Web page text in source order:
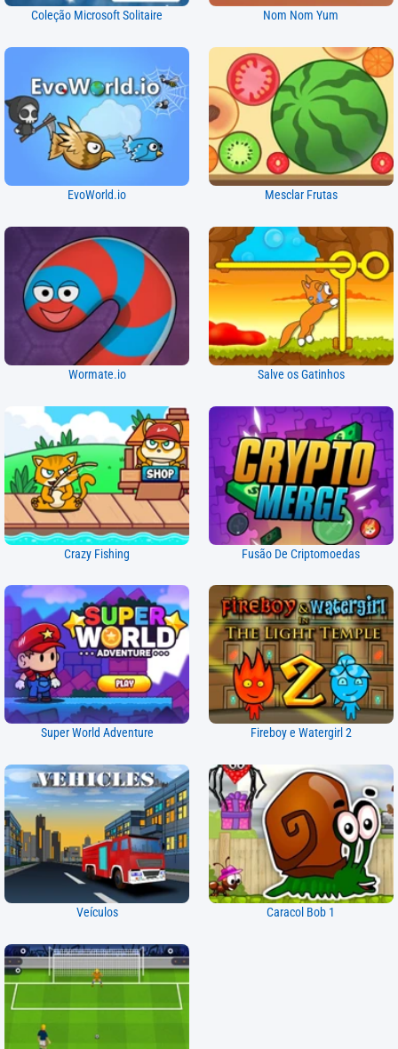
Coleção Microsoft Solitaire Nom Nom Yum
EvoWorld.io Mesclar Frutas
Wormate.io Salve os Gatinhos
Crazy Fishing Fusão De Criptomoedas
Super World Adventure Fireboy e Watergirl 2
Veículos Caracol Bob 1